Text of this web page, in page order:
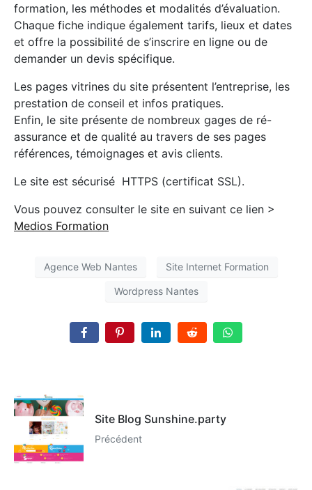
formation, les méthodes et modalités d’évaluation.
Chaque fiche indique également tarifs, lieux et dates
et offre la possibilité de s’inscrire en ligne ou de
demander un devis spécifique.
Les pages vitrines du site présentent l’entreprise, les
prestation de conseil et infos pratiques.
Enfin, le site présente de nombreux gages de ré-
assurance et de qualité au travers de ses pages
références, témoignages et avis clients.
Le site est sécurisé HTTPS (certificat SSL).
Vous pouvez consulter le site en suivant ce lien >
Medios Formation
Agence Web Nantes Site Internet Formation
Wordpress Nantes
Site Blog Sunshine.party
Précédent